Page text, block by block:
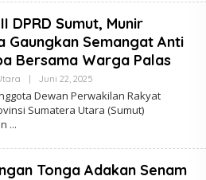
DPRD Sumut, Munir
Gaungkan Semangat Anti
Bersama Warga Palas
Juni 22, 2025Oleh
Dewan Perwakilan Rakyat
Sumatera Utara (Sumut)
Tonga Adakan Senam